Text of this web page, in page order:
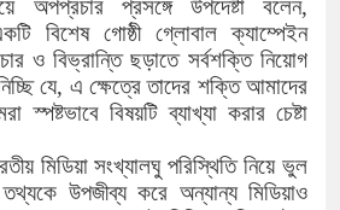
খিলক্ষেত থানা বিএনপির যুগ্ম আহ্বায়ক
দেশের ৬ অঞ্চলে ঝড়ের আভাস
সার্ককে আরও গতিশীল করতে চায়
প্রেমের সম্পর্ক ছিন্ন না করায় মা-ভাই
অপপ্রচার প্রসঙ্গে উপদেষ্টা বলেন,
বিশেষ গোষ্ঠী গ্লোবাল ক্যাম্পেইন
ও বিভ্রান্তি ছড়াতে সর্বশক্তি নিয়োগ
যে, এ ক্ষেত্রে তাদের শক্তি আমাদের
বিষয়টি ব্যাখ্যা করার চেষ্টা
মিডিয়া সংখ্যালঘু পরিস্থিতি নিয়ে ভুল
উপজীব্য করে অন্যান্য মিডিয়াও